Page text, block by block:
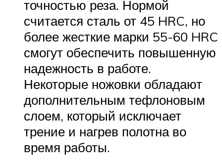
точностью реза. Нормой
считается сталь от 45 HRC, но
более жесткие марки 55-60 HRC
смогут обеспечить повышенную
надежность в работе.
Некоторые ножовки обладают
дополнительным тефлоновым
слоем, который исключает
трение и нагрев полотна во
время работы.